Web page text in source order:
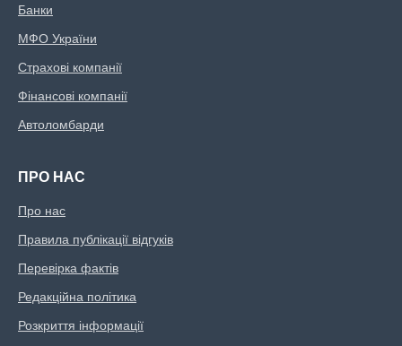
Банки
МФО України
Страхові компанії
Фінансові компанії
Автоломбарди
ПРО НАС
Про нас
Правила публікації відгуків
Перевірка фактів
Редакційна політика
Розкриття інформації